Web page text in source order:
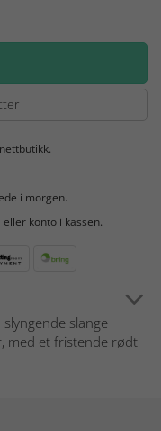
i morgen.
konto i kassen.
slange
med et fristende rødt